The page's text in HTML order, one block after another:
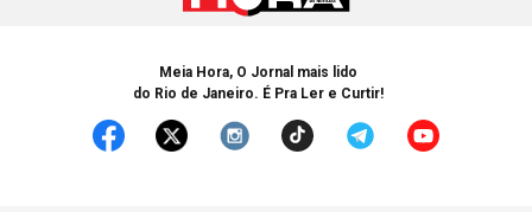
Meia Hora, O Jornal mais lido
do Rio de Janeiro. É Pra Ler e Curtir!